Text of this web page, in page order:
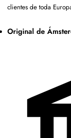
clientes de toda
Original de